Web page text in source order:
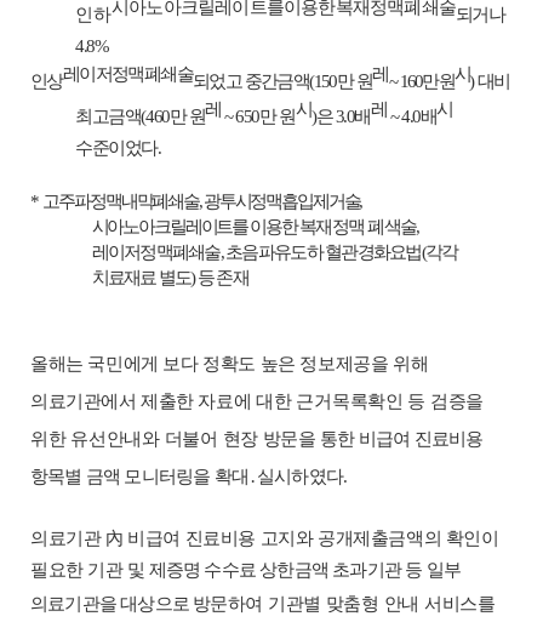
인하시아노아크릴레이트를이용한복재정맥폐쇄술되거나
4.8%
인상레이저정맥폐쇄술되었고 중간금액(150만 원레 ~ 160만 원시)대비
최고금액(460만 원레 ~ 650만 원시)은3.0배레 ~ 4.0배시
수준이었다.
* 고주파정맥내막폐쇄술,광투시정맥흡입제거술,
시아노아크릴레이트를 이용한 복재정맥 폐색술,
레이저정맥폐쇄술,초음파유도하 혈관경화요법(각각
치료재료 별도)등 존재
올해는 국민에게 보다 정확도 높은 정보제공을 위해
의료기관에서 제출한 자료에 대한 근거목록확인 등 검증을
위한 유선안내와 더불어 현장 방문을 통한 비급여 진료비용
항목별 금액 모니터링을 확대 ․실시하였다.
의료기관 內 비급여 진료비용 고지와 공개제출금액의 확인이
필요한 기관 및 제증명 수수료 상한금액 초과기관 등 일부
의료기관을 대상으로 방문하여 기관별 맞춤형 안내 서비스를